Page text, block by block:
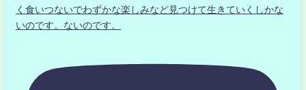
く食いつないでわずかな楽しみなど見つけて生きていくしかな
いのです。ないのです。